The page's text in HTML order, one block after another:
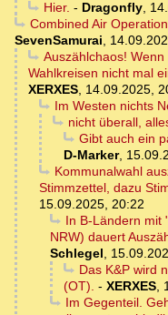
Hier. - Dragonfly,
Combined Air
SevenSamurai,
Auszählchaos!
Wahlkreisen nicht mal
XERXES, 14.09.2025,
Im Westen nichts
nicht überall,
Gibt auch ein
D-Marker,
Kommunalwahl
Stimmzettel, dazu
15.09.2025, 20:22
In B-Ländern mit
NRW) dauert
Schlegel,
Das K&P wird
(OT). - XERXES,
Im Gegenteil.